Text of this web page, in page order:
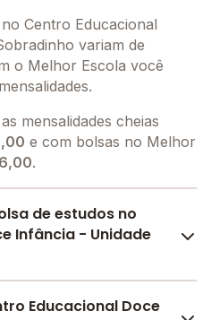
Centro Educacional
variam de
o Melhor Escola você
as mensalidades cheias
e com bolsas no Melhor
.
de estudos no
Infância - Unidade
para o Centro
Educacional Doce